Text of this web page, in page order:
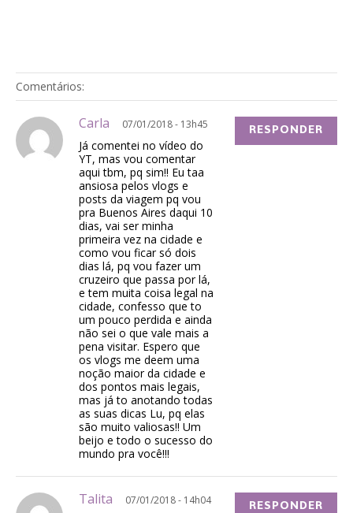
Comentários:
Carla 07/01/2018 - 13h45
Já comentei no vídeo do
YT, mas vou comentar
aqui tbm, pq sim!! Eu taa
ansiosa pelos vlogs e
posts da viagem pq vou
pra Buenos Aires daqui 10
dias, vai ser minha
primeira vez na cidade e
como vou ficar só dois
dias lá, pq vou fazer um
cruzeiro que passa por lá,
e tem muita coisa legal na
cidade, confesso que to
um pouco perdida e ainda
não sei o que vale mais a
pena visitar. Espero que
os vlogs me deem uma
noção maior da cidade e
dos pontos mais legais,
mas já to anotando todas
as suas dicas Lu, pq elas
são muito valiosas!! Um
beijo e todo o sucesso do
mundo pra você!!!
RESPONDER
Talita 07/01/2018 - 14h04 RESPONDER